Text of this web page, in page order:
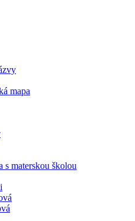
mapa
s materskou školou